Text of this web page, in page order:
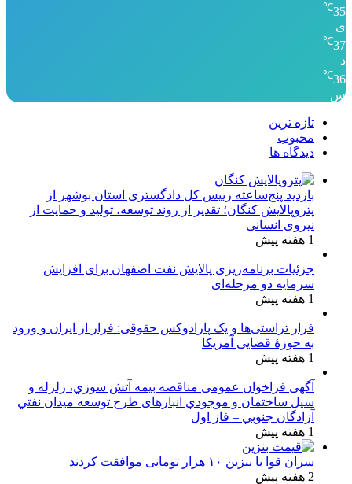
35
℃
ی
37
℃
د
36
℃
س
تازه ترین
محبوب
دیدگاه ها
بازدید پنج‌ساعته رییس کل دادگستری استان بوشهر از
پتروپالایش کنگان؛ تقدیر از روند توسعه، تولید و حمایت از
نیروی انسانی
1 هفته پیش
جزئیات برنامه‌ریزی پالایش نفت اصفهان برای افزایش
سرمایه دو مرحله‌ای
1 هفته پیش
فرار تراستی‌ها و یک پارادوکس حقوقی: فرار از ایران و ورود
به حوزۀ قضایی آمریکا
1 هفته پیش
آگهی فراخوان عمومی مناقصه بيمه آتش سوزي، زلزله و
سیل ساختمان و موجودي انبارهای طرح توسعه ميدان نفتي
آزادگان جنوبي – فاز اول
1 هفته پیش
سران قوا با بنزین ۱۰ هزار تومانی موافقت کردند
2 هفته پیش